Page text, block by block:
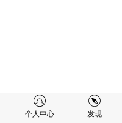
个人中心 发现